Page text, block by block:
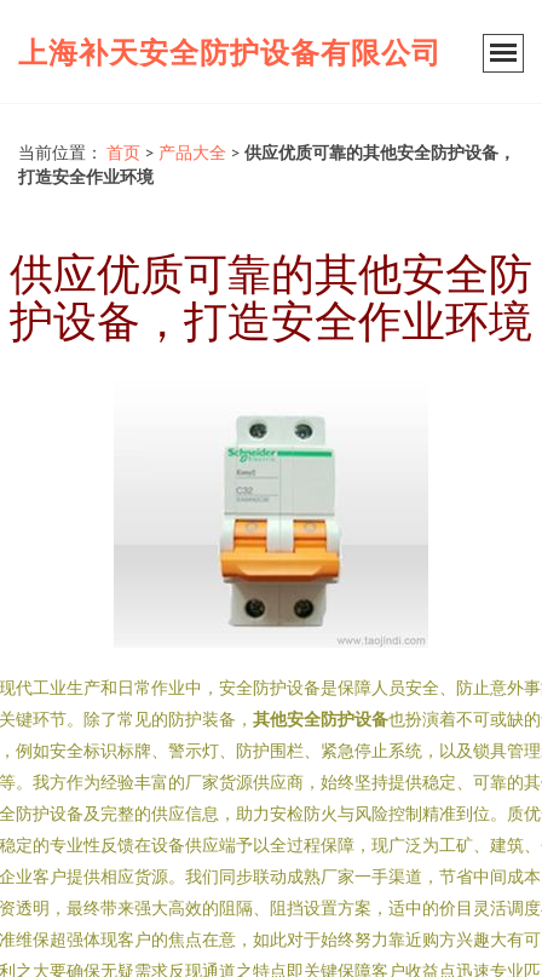
上海补天安全防护设备有限公司
当前位置： 首页 > 产品大全 > 供应优质可靠的其他安全防护设备，
打造安全作业环境
供应优质可靠的其他安全防
护设备，打造安全作业环境
代工业生产和日常作业中，安全防护设备是保障人员安全、防止意外
键环节。除了常见的防护装备， 其他安全防护设备也扮演着不可或缺
例如安全标识标牌、警示灯、防护围栏、紧急停止系统，以及锁具管
。我方作为经验丰富的厂家货源供应商，始终坚持提供稳定、可靠的
防护设备及完整的供应信息，助力安检防火与风险控制精准到位。质
定的专业性反馈在设备供应端予以全过程保障，现广泛为工矿、建筑
业客户提供相应货源。我们同步联动成熟厂家一手渠道，节省中间成
透明，最终带来强大高效的阻隔、阻挡设置方案，适中的价目灵活调
维保超强体现客户的焦点在意，如此对于始终努力靠近购方兴趣大有
之大要确保无疑需求反现通道之特点即关键保障客户收益点迅速专业